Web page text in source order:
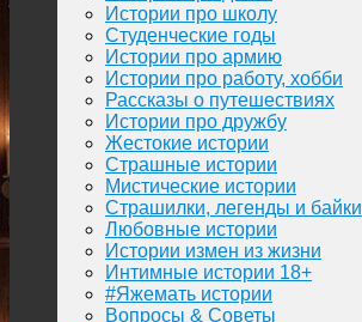
Истории про школу
Студенческие годы
Истории про армию
Истории про работу, хобби
Рассказы о путешествиях
Истории про дружбу
Жестокие истории
Страшные истории
Мистические истории
Страшилки, легенды и байки
Любовные истории
Истории измен из жизни
Интимные истории 18+
#Яжемать истории
Вопросы & Советы